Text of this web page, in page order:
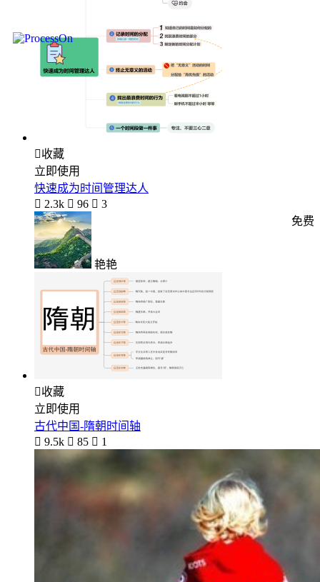
收藏
立即使用
快速成为时间管理达人
 2.3k  96  3
艳艳
免费
收藏
立即使用
古代中国-隋朝时间轴
 9.5k  85  1